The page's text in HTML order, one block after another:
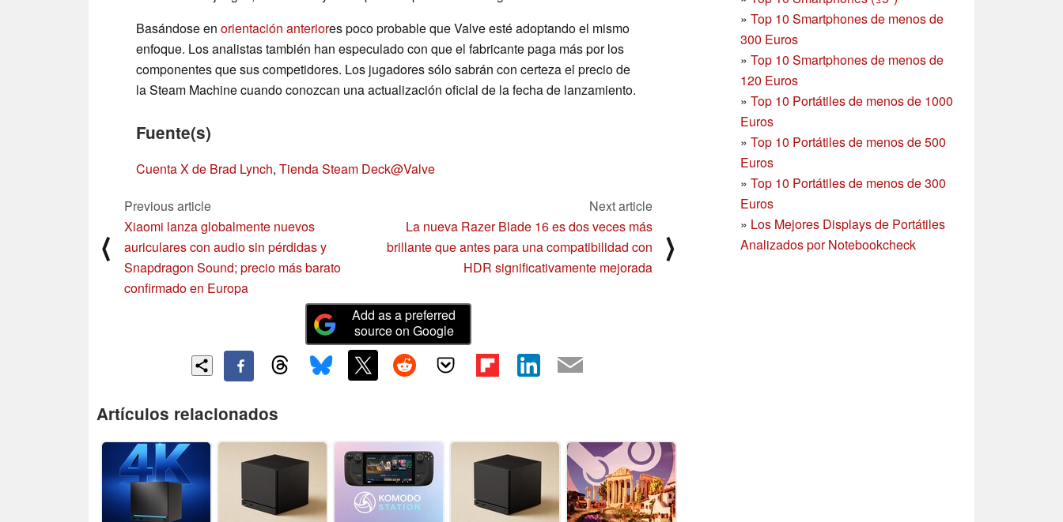
» Top 10 Smartphones de menos de
300 Euros
» Top 10 Smartphonesde menos de
120 Euros
» Top 10 Portátiles de menos de 1000
Euros
» Top 10 Portátiles de menos de 500
Euros
» Top 10 Portátiles de menos de 300
Euros
» Los Mejores Displays de Portátiles
Analizados por Notebookcheck
Basándose en orientación anteriores poco probable que Valve esté adoptando el mismo
enfoque. Los analistas también han especulado con que el fabricante paga más por los
componentes que sus competidores. Los jugadores sólo sabrán con certeza el precio de
la Steam Machine cuando conozcan una actualización oficial de la fecha de lanzamiento.
Fuente(s)
Cuenta X de Brad Lynch, Tienda Steam Deck@Valve
⟨
Previous article
Xiaomi lanza globalmente nuevos
auriculares con audio sin pérdidas y
Snapdragon Sound; precio más barato
confirmado en Europa
Next article
La nueva Razer Blade 16 es dos veces más
brillante que antes para una compatibilidad con
HDR significativamente mejorada
⟩
Add as a preferred
source on Google
Artículos relacionados